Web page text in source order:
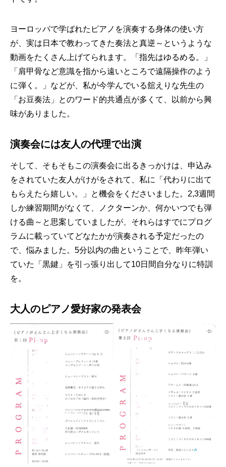
ヨーロッパで学ばれたピアノを演奏する身体の使い方
が、実は日本で教わってきた奏法と真逆～というような
動画をたくさん上げてられます。「指先はゆるめる。」
「肩甲骨など意識を指から遠いところで遠隔操作のよう
に弾く。」などが、私が今学んでいる舘えりな先生の
「お豆奏法」とのワード的共通点が多くて、以前から興
味がありました。
演奏会には友人の代理で出演
そして、そもそもこの演奏会に出るきっかけは、申込み
をされていた友人がけがをされて、私に「代わりに出て
もらえたら嬉しい。」と機会をくださいました。2,3週間
しか練習期間がなくて、ノクターンか、何かいつでも弾
ける曲～と思案していましたが、それらはすでにプログ
ラムに載っていてどなたかが演奏される予定だったの
で、悩みました。5分以内の曲ということで、昨年弾い
ていた「黒鍵」を引っ張り出して10日間自分なりに特訓
を。
大人のピアノ愛好家の発表会